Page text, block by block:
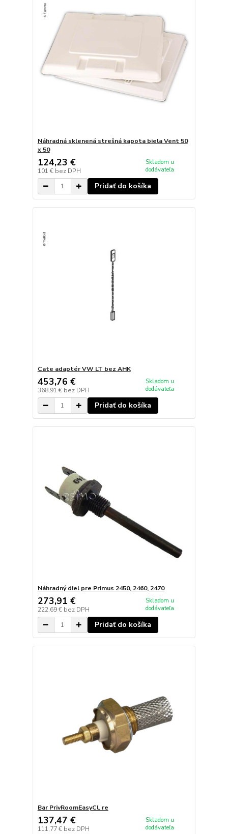
Náhradná sklenená strešná kapota biela Vent 50
x 50
124,23 €
101 € bez DPH
Skladom u
dodávateľa
Pridať do košíka
Cate adaptér VW LT bez AHK
453,76 €
368,91 € bez DPH
Skladom u
dodávateľa
Pridať do košíka
Náhradný diel pre Primus 2450, 2460, 2470
273,91 €
222,69 € bez DPH
Skladom u
dodávateľa
Pridať do košíka
Bar PrivRoomEasyCl. re
137,47 €
111,77 € bez DPH
Skladom u
dodávateľa